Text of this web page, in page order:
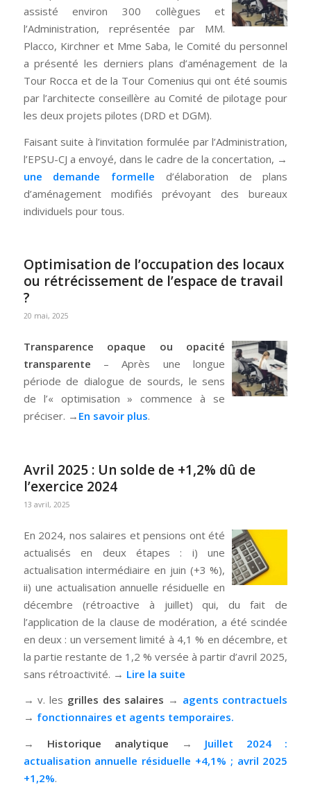
assisté environ 300 collègues et
l’Administration, représentée par MΜ.
Placco, Kirchner et Mme Saba, le Comité du personnel
a présenté les derniers plans d’aménagement de la
Tour Rocca et de la Tour Comenius qui ont été soumis
par l’architecte conseillère au Comité de pilotage pour
les deux projets pilotes (DRD et DGM).
Faisant suite à l’invitation formulée par l’Administration,
l’EPSU-CJ a envoyé, dans le cadre de la concertation, →
une demande formelle d’élaboration de plans
d’aménagement modifiés prévoyant des bureaux
individuels pour tous.
Optimisation de l’occupation des locaux
ou rétrécissement de l’espace de travail
?
20 mai, 2025
Transparence opaque ou opacité
transparente – Après une longue
période de dialogue de sourds, le sens
de l’« optimisation » commence à se
préciser. → En savoir plus.
Avril 2025 : Un solde de +1,2% dû de
l’exercice 2024
13 avril, 2025
En 2024, nos salaires et pensions ont été
actualisés en deux étapes : i) une
actualisation intermédiaire en juin (+3 %),
ii) une actualisation annuelle résiduelle en
décembre (rétroactive à juillet) qui, du fait de
l’application de la clause de modération, a été scindée
en deux : un versement limité à 4,1 % en décembre, et
la partie restante de 1,2 % versée à partir d’avril 2025,
sans rétroactivité. → Lire la suite
→ v. les grilles des salaires → agents contractuels
→ fonctionnaires et agents temporaires.
→ Historique analytique → Juillet 2024 :
actualisation annuelle résiduelle +4,1% ; avril 2025
+1,2%.